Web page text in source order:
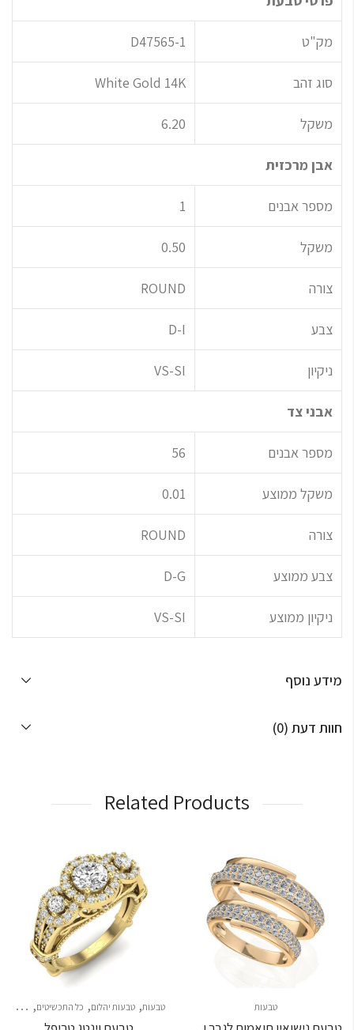
מק"ט D47565-1
סוג זהב White Gold 14K
משקל 6.20
אבן מרכזית
מספר אבנים 1
משקל 0.50
צורה ROUND
צבע D-I
ניקיון VS-SI
אבני צד
מספר אבנים 56
משקל ממוצע 0.01
צורה ROUND
צבע ממוצע D-G
ניקיון ממוצע VS-SI
מידע נוסף
חוות דעת (0)
Related Products
טבעות טבעות, טבעות יהלום, כל התכשיטים, צמידי